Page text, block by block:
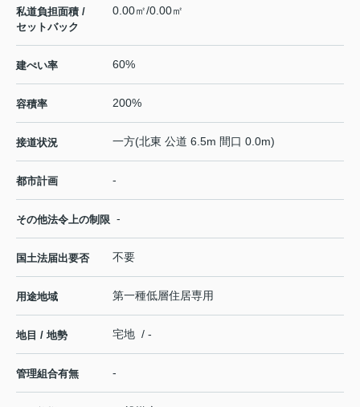
私道負担面積 /
セットバック
0.00㎡/0.00㎡
建ぺい率 60%
容積率 200%
接道状況 一方(北東 公道 6.5m 間口 0.0m)
都市計画 -
その他法令上の制限 -
国土法届出要否 不要
用途地域 第一種低層住居専用
地目 / 地勢 宅地 / -
管理組合有無 -